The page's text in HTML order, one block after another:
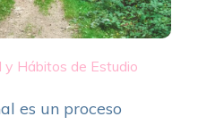
y Hábitos de Estudio
es un proceso